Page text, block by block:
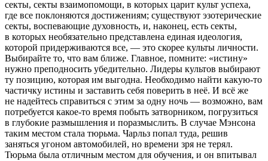
секты, секты взаимопомощи, в которых царит культ успеха,
где все поклоняются достижениям; существуют эзотерические
секты, воспевающие духовность, и, наконец, есть секты,
в которых необязательно представлена единая идеология,
которой придерживаются все, — это скорее культы личности.
Выбирайте то, что вам ближе. Главное, помните: «истину»
нужно преподносить убедительно. Лидеры культов выбирают
ту позицию, которая им выгодна. Необходимо найти какую-то
частичку истины и заставить себя поверить в неё. И всё же
не надейтесь справиться с этим за одну ночь — возможно, вам
потребуется какое-то время побыть затворником, погрузиться
в глубокие размышления и поразмыслить. В случае Мэнсона
таким местом стала тюрьма. Чарльз попал туда, решив
заняться угоном автомобилей, но времени зря не терял.
Тюрьма была отличным местом для обучения, и он впитывал